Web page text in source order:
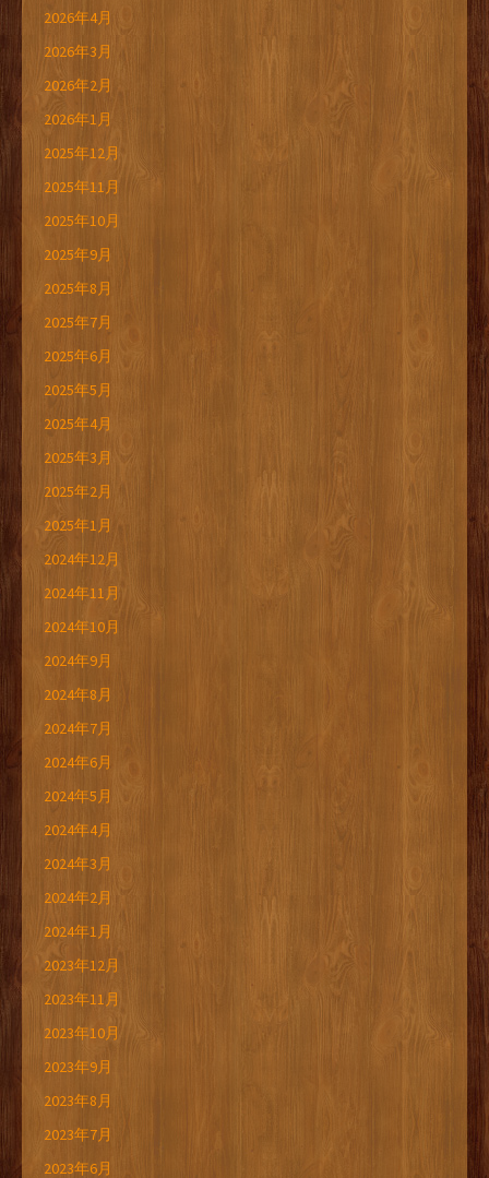
2026年4月
2026年3月
2026年2月
2026年1月
2025年12月
2025年11月
2025年10月
2025年9月
2025年8月
2025年7月
2025年6月
2025年5月
2025年4月
2025年3月
2025年2月
2025年1月
2024年12月
2024年11月
2024年10月
2024年9月
2024年8月
2024年7月
2024年6月
2024年5月
2024年4月
2024年3月
2024年2月
2024年1月
2023年12月
2023年11月
2023年10月
2023年9月
2023年8月
2023年7月
2023年6月